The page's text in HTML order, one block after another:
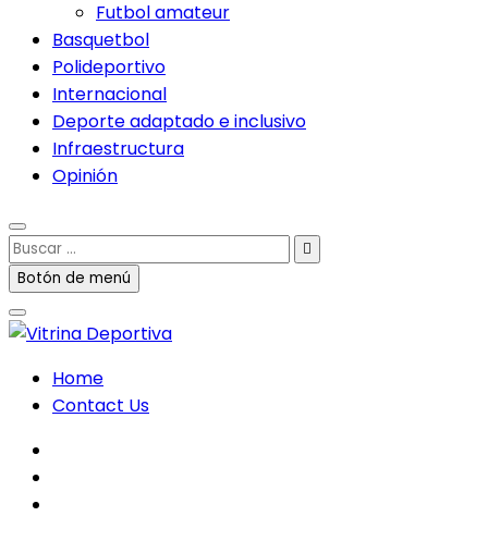
Futbol amateur
Basquetbol
Polideportivo
Internacional
Deporte adaptado e inclusivo
Infraestructura
Opinión
Buscar
…Botón de menú
Home
Contact Us